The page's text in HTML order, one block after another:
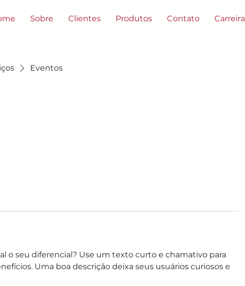
Sobre Clientes Produtos Contato Carreira
Eventos
o seu diferencial? Use um texto curto e chamativo para
Uma boa descrição deixa seus usuários curiosos e